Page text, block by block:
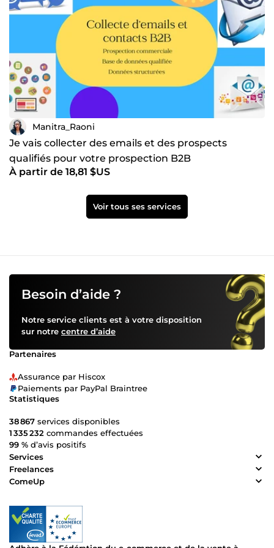
Manitra_Raoni
Je vais collecter des emails et des prospects
qualifiés pour votre prospection B2B
À partir de 18,81 $US
Voir tous ses services
Besoin d’aide ?
Notre service clients est à votre disposition
sur notre centre d’aide
Partenaires
Assurance par Hiscox
Paiements par PayPal Braintree
Statistiques
38 867 services disponibles
1 335 232 commandes effectuées
99 % d’avis positifs
Services
Freelances
ComeUp